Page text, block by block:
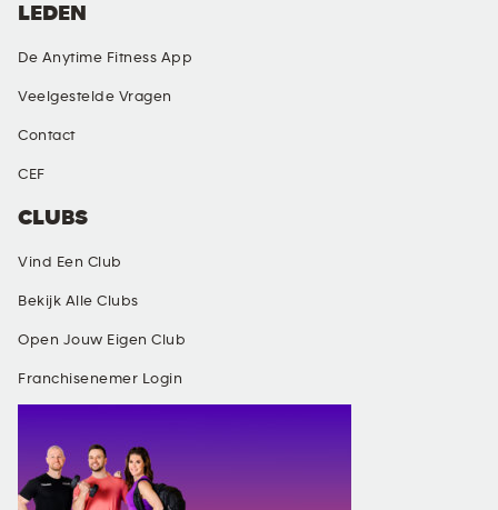
CLUBS
Vind Een Club
Bekijk Alle Clubs
Open Jouw Eigen Club
Franchisenemer Login
LEDEN
De Anytime Fitness App
Veelgestelde Vragen
Contact
CEF